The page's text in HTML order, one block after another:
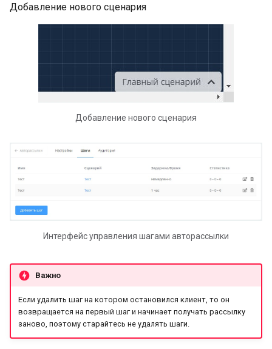
Добавление нового сценария
Добавление нового сценария
Интерфейс управления шагами авторассылки
Важно
Если удалить шаг на котором остановился клиент, то он
возвращается на первый шаг и начинает получать рассылку
заново, поэтому старайтесь не удалять шаги.